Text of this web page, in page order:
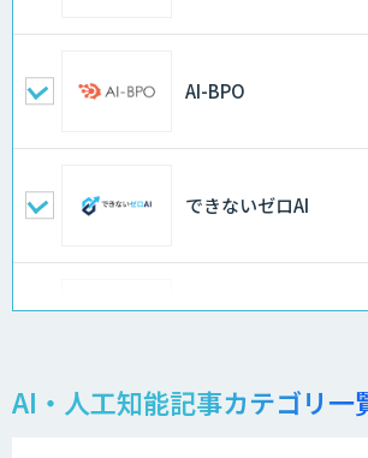
AI-BPO
できないゼロAI
Docify（ドシファイ）
AI・人工知能記事カテゴリ一